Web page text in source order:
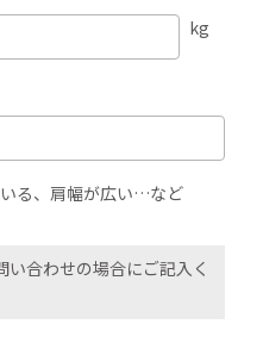
kg
る、肩幅が広い…など
合わせの場合にご記入く